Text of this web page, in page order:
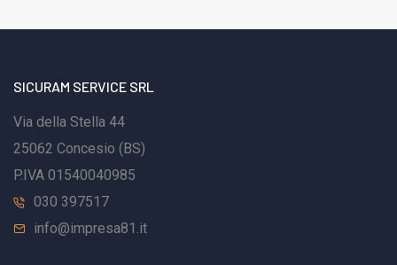
SICURAM SERVICE SRL
Via della Stella 44
25062 Concesio (BS)
P.IVA 01540040985
030 397517
info@impresa81.it